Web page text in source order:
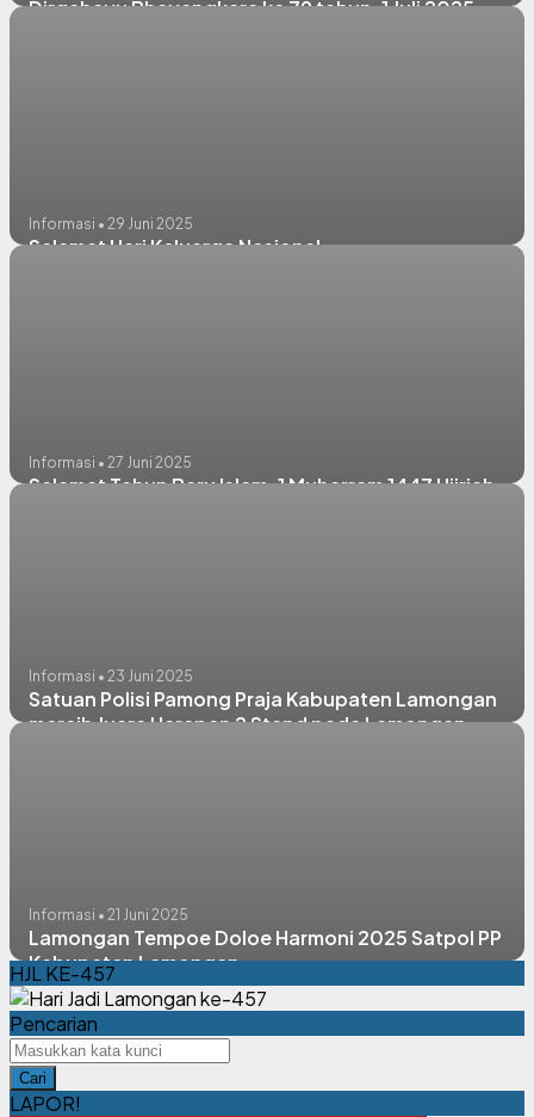
Dirgahayu Bhayangkara ke 79 tahun, 1 Juli 2025
Informasi • 29 Juni 2025
Selamat Hari Keluarga Nasional
Informasi • 27 Juni 2025
Selamat Tahun Baru Islam, 1 Muharram 1447 Hijriah
Informasi • 23 Juni 2025
Satuan Polisi Pamong Praja Kabupaten Lamongan
meraih Juara Harapan 2 Stand pada Lamongan
Informasi • 21 Juni 2025
Lamongan Tempoe Doloe Harmoni 2025 Satpol PP
Kabupaten Lamongan
HJL KE-457
Pencarian
Cari
LAPOR!